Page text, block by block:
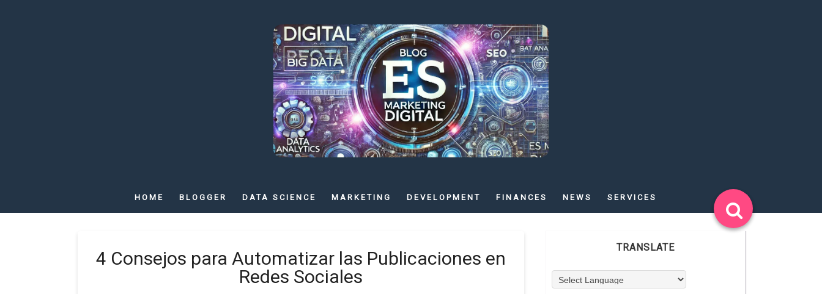
HOME BLOGGER DATA SCIENCE MARKETING DEVELOPMENT FINANCES NEWS SERVICES
4 Consejos para Automatizar las Publicaciones en
Redes Sociales
TRANSLATE